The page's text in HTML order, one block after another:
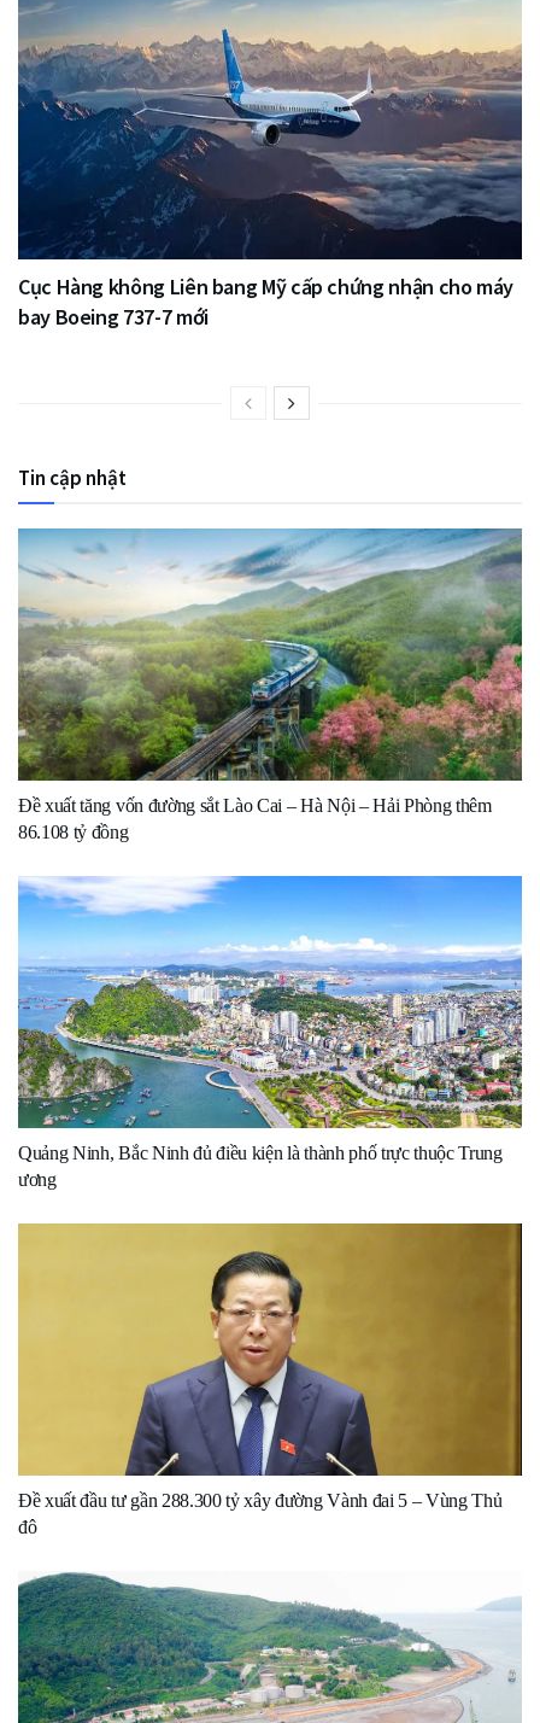
Cục Hàng không Liên bang Mỹ cấp chứng nhận cho máy
bay Boeing 737-7 mới
Tin cập nhật
Đề xuất tăng vốn đường sắt Lào Cai – Hà Nội – Hải Phòng thêm
86.108 tỷ đồng
Quảng Ninh, Bắc Ninh đủ điều kiện là thành phố trực thuộc Trung
ương
Đề xuất đầu tư gần 288.300 tỷ xây đường Vành đai 5 – Vùng Thủ
đô